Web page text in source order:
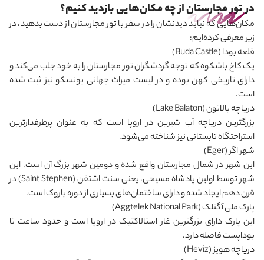
در تور مجارستان از چه مکان‌هایی بازدید کنیم؟
مکان‌هایی که نباید دیدنشان را در سفر با تور مجارستان از دست بدهید، در
زیر معرفی کرده‌ایم:
قلعه بودا(Buda Castle)
یک کاخ باشکوه که توجه گردشگران تور مجارستان را به خود جلب میکند و
دارای تاریخی کهن بوده و در لیست میراث جهانی یونسکو نیز ثبت شده
است.
دریاچه بالاتون(Lake Balaton)
بزرگترین دریاچه آب شیرین در اروپا است که به عنوان پرطرفدارترین
استراحتگاه تابستانی نیز شناخته میشود.
شهر اگر(Eger)
این شهر در شمال مجارستان واقع شده و دومین شهر بزرگ آن است. این
شهر توسط اولین پادشاه مسیحی، یعنی سنت اشتفن(Saint Stephen)در
قرن دهم ایجاد شده و دارای ساختمان‌های بسیاری از دوره باروک است.
پارک ملی آگتلک(Aggtelek National Park)
این پارک دارای بزرگترین غار استالاکتیک در اروپا است و حدود ساعت تا
بوداپست فاصله دارد.
دریاچه هویز(Heviz)